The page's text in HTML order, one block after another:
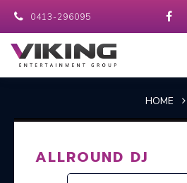
0413-296095
HOME
ALLROUND DJ